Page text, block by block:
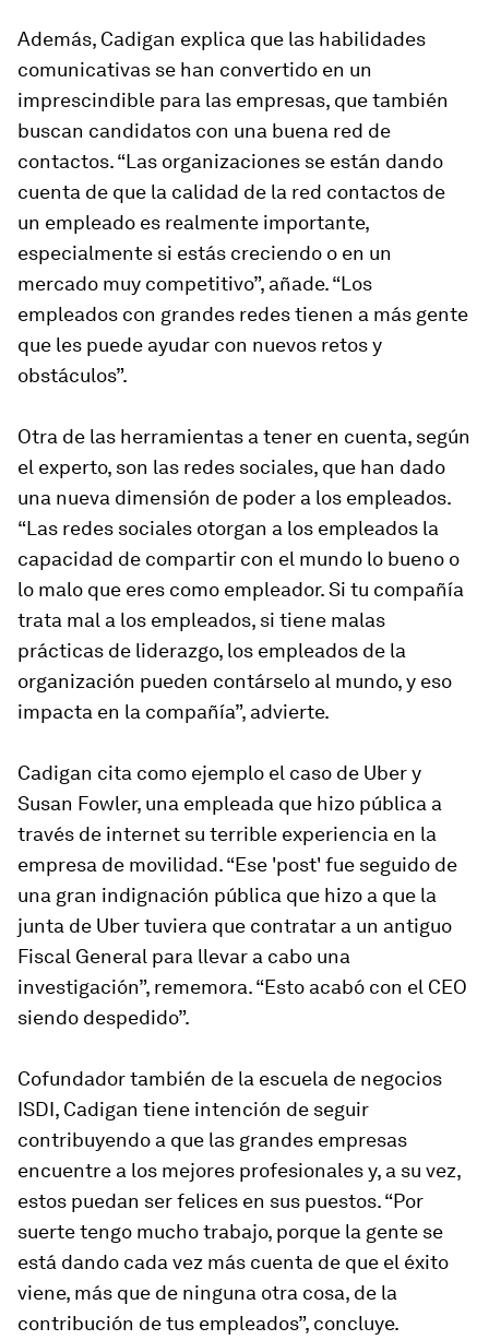
Además, Cadigan explica que las habilidades
comunicativas se han convertido en un
imprescindible para las empresas, que también
buscan candidatos con una buena red de
contactos. “Las organizaciones se están dando
cuenta de que la calidad de la red contactos de
un empleado es realmente importante,
especialmente si estás creciendo o en un
mercado muy competitivo”, añade. “Los
empleados con grandes redes tienen a más gente
que les puede ayudar con nuevos retos y
obstáculos”.
Otra de las herramientas a tener en cuenta, según
el experto, son las redes sociales, que han dado
una nueva dimensión de poder a los empleados.
“Las redes sociales otorgan a los empleados la
capacidad de compartir con el mundo lo bueno o
lo malo que eres como empleador. Si tu compañía
trata mal a los empleados, si tiene malas
prácticas de liderazgo, los empleados de la
organización pueden contárselo al mundo, y eso
impacta en la compañía”, advierte.
Cadigan cita como ejemplo el caso de Uber y
Susan Fowler, una empleada que hizo pública a
través de internet su terrible experiencia en la
empresa de movilidad. “Ese 'post' fue seguido de
una gran indignación pública que hizo a que la
junta de Uber tuviera que contratar a un antiguo
Fiscal General para llevar a cabo una
investigación”, rememora. “Esto acabó con el CEO
siendo despedido”.
Cofundador también de la escuela de negocios
ISDI, Cadigan tiene intención de seguir
contribuyendo a que las grandes empresas
encuentre a los mejores profesionales y, a su vez,
estos puedan ser felices en sus puestos. “Por
suerte tengo mucho trabajo, porque la gente se
está dando cada vez más cuenta de que el éxito
viene, más que de ninguna otra cosa, de la
contribución de tus empleados”, concluye.